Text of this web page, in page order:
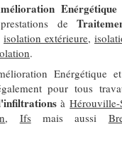
Enérgétique
de
isolation extérieure,
.
Enérgétique
pour tous
àHérouville-
, Ifsmais aussi